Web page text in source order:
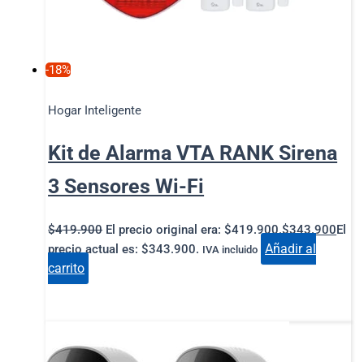
-18%
Hogar Inteligente
Kit de Alarma VTA RANK Sirena
3 Sensores Wi-Fi
$419.900 El precio original era: $419.900.$343.900El
precio actual es: $343.900. IVA incluido
Añadir al
carrito